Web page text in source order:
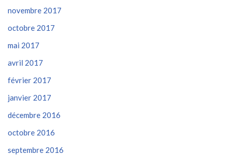
novembre 2017
octobre 2017
mai 2017
avril 2017
février 2017
janvier 2017
décembre 2016
octobre 2016
septembre 2016